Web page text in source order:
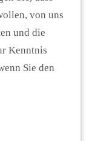
von uns
und die
Kenntnis
Sie den